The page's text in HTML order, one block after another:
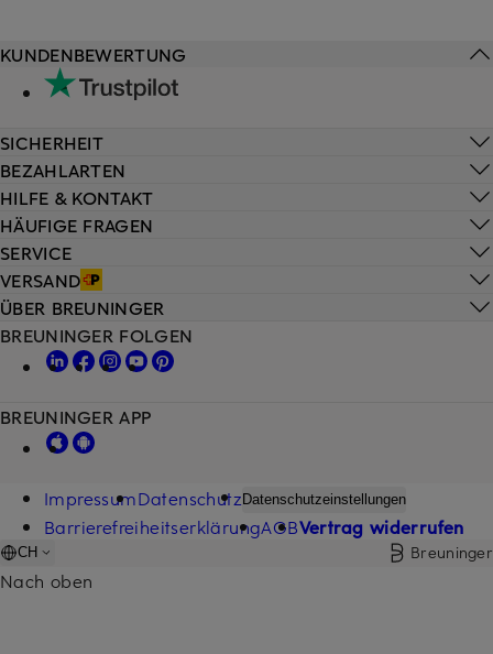
HILFE & KONTAKT
HÄUFIGE FRAGEN
SERVICE
VERSAND
KUNDENBEWERTUNG
SICHERHEIT
BEZAHLARTEN
ÜBER BREUNINGER
BREUNINGER FOLGEN
BREUNINGER APP
ImpressumDatenschutz Datenschutzeinstellungen
BarrierefreiheitserklärungAGBVertrag widerrufen
CH Breuninger
Nach oben